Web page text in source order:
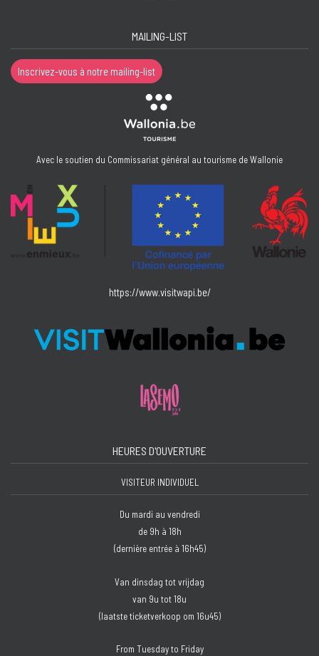
MAILING-LIST
Inscrivez-vous à notre mailing-list
Avec le soutien du Commissariat général au tourisme de Wallonie
https://www.visitwapi.be/
HEURES D'OUVERTURE
VISITEUR INDIVIDUEL
Du mardi au vendredi
de 9h à 18h
(dernière entrée à 16h45)
Van dinsdag tot vrijdag
van 9u tot 18u
(laatste ticketverkoop om 16u45)
From Tuesday to Friday